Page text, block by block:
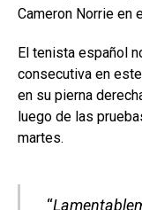
Cameron Norrie en
El tenista español
consecutiva en
en su pierna
luego de las
martes.
“